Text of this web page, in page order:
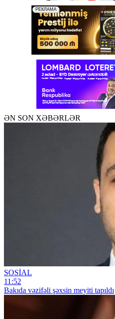
ƏN SON XƏBƏRLƏR
SOSİAL
11:52
Bakıda vəzifəli şəxsin meyiti tapıldı